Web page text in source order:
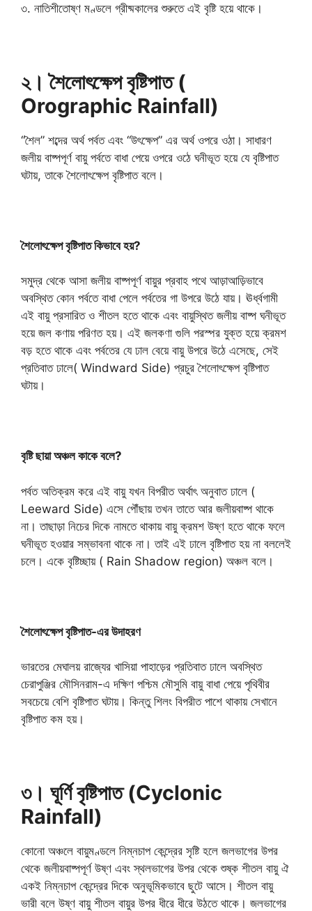
৩. নাতিশীতোষ্ণ মণ্ডলে গ্রীষ্মকালের শুরুতে এই বৃষ্টি হয়ে থাকে।
২। শৈলোৎক্ষেপ বৃষ্টিপাত (
Orographic Rainfall)
“শৈল” শব্দের অর্থ পর্বত এবং “উৎক্ষেপ” এর অর্থ ওপরে ওঠা। সাধারণ
জলীয় বাষ্পপূর্ণ বায়ু পর্বতে বাধা পেয়ে ওপরে ওঠে ঘনীভূত হয়ে যে বৃষ্টিপাত
ঘটায়, তাকে শৈলোৎক্ষেপ বৃষ্টিপাত বলে।
শৈলোৎক্ষেপ বৃষ্টিপাত কিভাবে হয়?
সমুদ্র থেকে আসা জলীয় বাষ্পপূর্ণ বায়ুর প্রবাহ পথে আড়াআড়িভাবে
অবস্থিত কোন পর্বতে বাধা পেলে পর্বতের গা উপরে উঠে যায়। ঊর্ধ্বগামী
এই বায়ু প্রসারিত ও শীতল হতে থাকে এবং বায়ুস্থিত জলীয় বাষ্প ঘনীভূত
হয়ে জল কণায় পরিণত হয়। এই জলকণা গুলি পরস্পর যুক্ত হয়ে ক্রমশ
বড় হতে থাকে এবং পর্বতের যে ঢাল বেয়ে বায়ু উপরে উঠে এসেছে, সেই
প্রতিবাত ঢালে( Windward Side) প্রচুর শৈলোৎক্ষেপ বৃষ্টিপাত
ঘটায়।
বৃষ্টি ছায়া অঞ্চল কাকে বলে?
পর্বত অতিক্রম করে এই বায়ু যখন বিপরীত অর্থাৎ অনুবাত ঢালে (
Leeward Side) এসে পৌঁছায় তখন তাতে আর জলীয়বাষ্প থাকে
না। তাছাড়া নিচের দিকে নামতে থাকায় বায়ু ক্রমশ উষ্ণ হতে থাকে ফলে
ঘনীভূত হওয়ার সম্ভাবনা থাকে না। তাই এই ঢালে বৃষ্টিপাত হয় না বললেই
চলে। একে বৃষ্টিচ্ছায় ( Rain Shadow region) অঞ্চল বলে।
শৈলোৎক্ষেপ বৃষ্টিপাত-এর উদাহরণ
ভারতের মেঘালয় রাজ্যের খাসিয়া পাহাড়ের প্রতিবাত ঢালে অবস্থিত
চেরাপুঞ্জির মৌসিনরাম-এ দক্ষিণ পশ্চিম মৌসুমি বায়ু বাধা পেয়ে পৃথিবীর
সবচেয়ে বেশি বৃষ্টিপাত ঘটায়। কিন্তু শিলং বিপরীত পাশে থাকায় সেখানে
বৃষ্টিপাত কম হয়।
৩। ঘূর্ণি বৃষ্টিপাত (Cyclonic
Rainfall)
কোনো অঞ্চলে বায়ুমণ্ডলে নিম্নচাপ কেন্দ্রের সৃষ্টি হলে জলভাগের উপর
থেকে জলীয়বাষ্পপূর্ণ উষ্ণ এবং স্থলভাগের উপর থেকে শুষ্ক শীতল বায়ু ঐ
একই নিম্নচাপ কেন্দ্রের দিকে অনুভূমিকভাবে ছুটে আসে। শীতল বায়ু
ভারী বলে উষ্ণ বায়ু শীতল বায়ুর উপর ধীরে ধীরে উঠতে থাকে। জলভাগের